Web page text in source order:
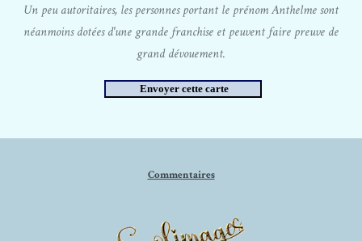
Un peu autoritaires, les personnes portant le prénom Anthelme sont
néanmoins dotées d'une grande franchise et peuvent faire preuve de
grand dévouement.
Commentaires